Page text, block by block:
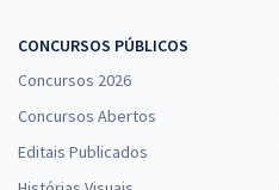
Economize
CONCURSOS PÚBLICOS
Concursos 2026
Concursos Abertos
Editais Publicados